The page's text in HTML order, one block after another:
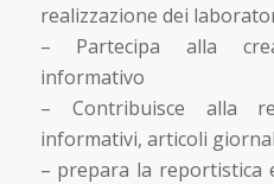
realizzazione dei
– Partecipa alla
informativo
– Contribuisce alla
informativi, articoli
– prepara la reportistica